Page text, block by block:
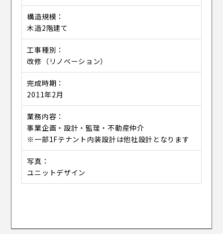
構造規模
木造2階建て
工事種別
改修（リノベーション）
完成時期
2011年2月
業務内容
事業企画・設計・監理・不動産仲介
※一部1Fテナント内装設計は他社設計となります
写真
ユニットデザイン